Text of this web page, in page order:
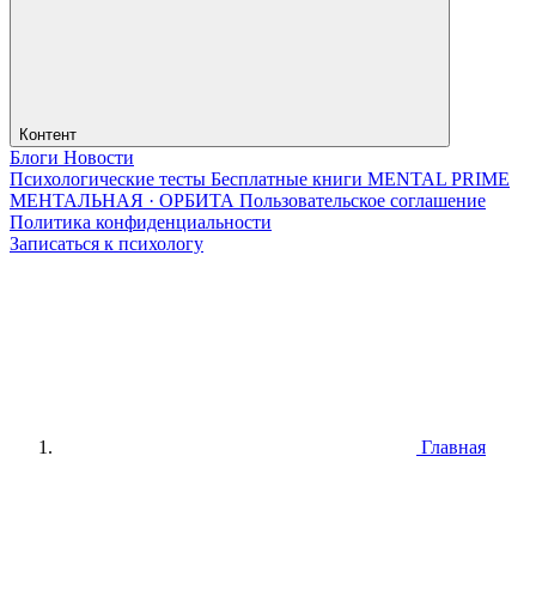
Контент
Блоги Новости
Психологические тесты Бесплатные книги MENTAL PRIME
МЕНТАЛЬНАЯ · ОРБИТА Пользовательское соглашение
Политика конфиденциальности
Записаться к психологу
Главная